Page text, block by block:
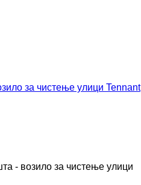
за чистење улици Tennant
- возило за чистење улици